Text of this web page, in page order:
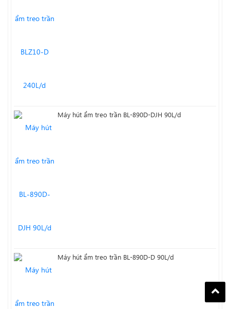
Máy hút ẩm treo trần BL-890D-DJH 90L/d
Máy hút ẩm treo trần BL-890D-D 90L/d